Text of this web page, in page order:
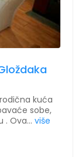
kuća
sobe,
Ova... više